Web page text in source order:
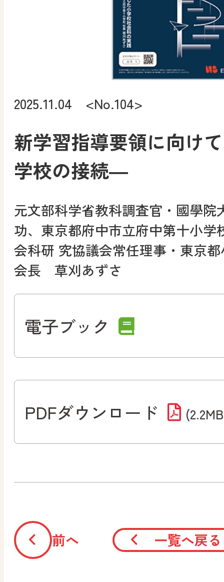
2025.11.04 <No.104>
新学習指導要領に向け
学校の接続―
元文部科学省教科調査官・國學
功、東京都府中市立府中第十小学
会科研 究協議会常任理事・東京
会長 草刈あずさ
電子ブック
PDFダウンロード
前へ 一覧へ戻る